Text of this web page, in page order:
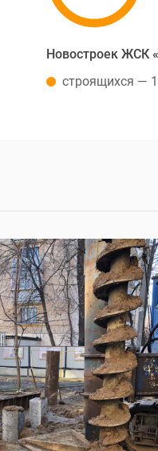
Новостроек ЖСК
строящихся —